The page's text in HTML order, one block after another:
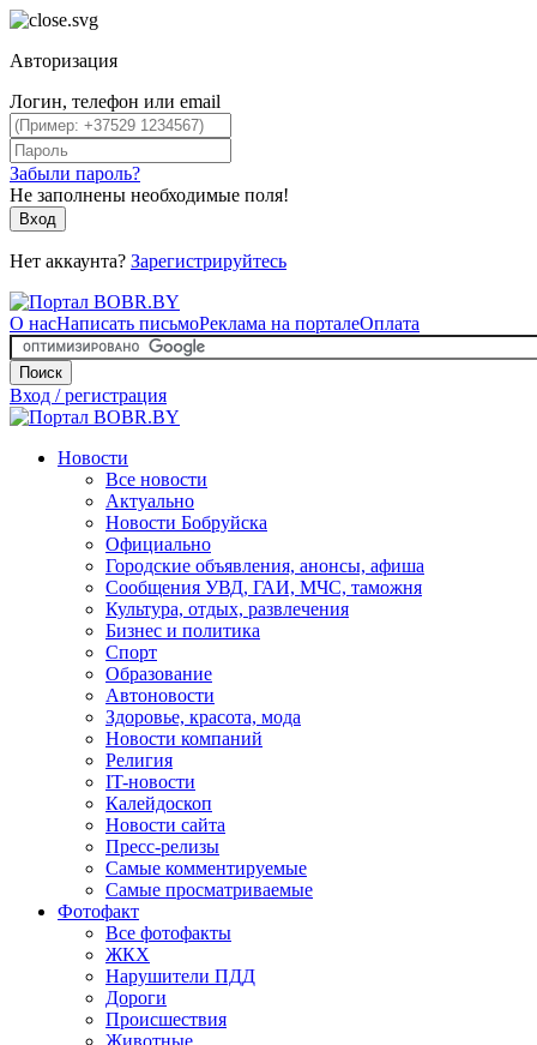
Авторизация
Логин, телефон или email
Забыли пароль?
Не заполнены необходимые поля!
Вход
Нет аккаунта? Зарегистрируйтесь
О насНаписать письмоРеклама на порталеОплата
Поиск
Вход / регистрация
Новости
Все новости
Актуально
Новости Бобруйска
Официально
Городские объявления, анонсы, афиша
Сообщения УВД, ГАИ, МЧС, таможня
Культура, отдых, развлечения
Бизнес и политика
Спорт
Образование
Автоновости
Здоровье, красота, мода
Новости компаний
Религия
IT-новости
Калейдоскоп
Новости сайта
Пресс-релизы
Самые комментируемые
Самые просматриваемые
Фотофакт
Все фотофакты
ЖКХ
Нарушители ПДД
Дороги
Происшествия
Животные